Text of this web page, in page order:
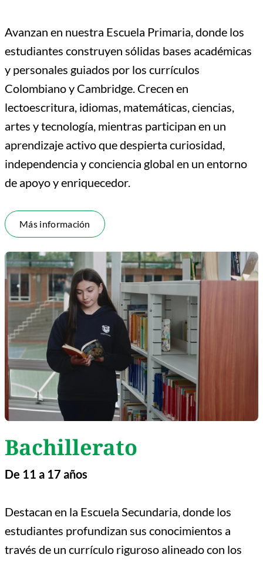
Avanzan en nuestra Escuela Primaria, donde los
estudiantes construyen sólidas bases académicas
y personales guiados por los currículos
Colombiano y Cambridge. Crecen en
lectoescritura, idiomas, matemáticas, ciencias,
artes y tecnología, mientras participan en un
aprendizaje activo que despierta curiosidad,
independencia y conciencia global en un entorno
de apoyo y enriquecedor.
Más información
Bachillerato
De 11 a 17 años
Destacan en la Escuela Secundaria, donde los
estudiantes profundizan sus conocimientos a
través de un currículo riguroso alineado con los